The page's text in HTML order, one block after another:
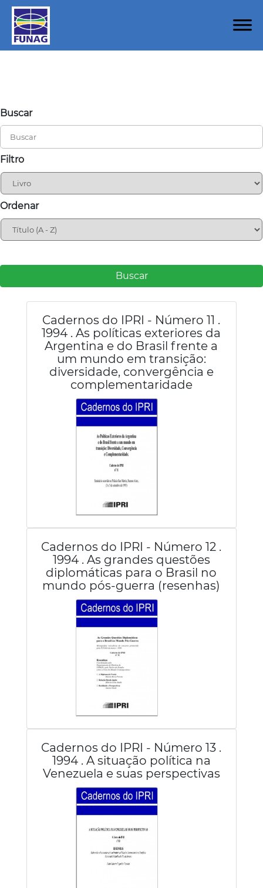
Buscar
Filtro
Ordenar
Buscar
Cadernos do IPRI - Número 11 .
1994 . As políticas exteriores da
Argentina e do Brasil frente a
um mundo em transição:
diversidade, convergência e
complementaridade
Cadernos do IPRI - Número 12 .
1994 . As grandes questões
diplomáticas para o Brasil no
mundo pós-guerra (resenhas)
Cadernos do IPRI - Número 13 .
1994 . A situação política na
Venezuela e suas perspectivas